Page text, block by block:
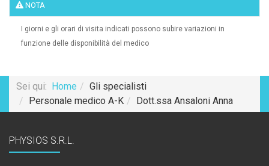
NOTA
I giorni e gli orari di visita indicati possono subire variazioni in
funzione delle disponibilità del medico
Sei qui: Home
Gli specialisti
Personale medico A-K
Dott.ssa Ansaloni Anna
PHYSIOS S.R.L.